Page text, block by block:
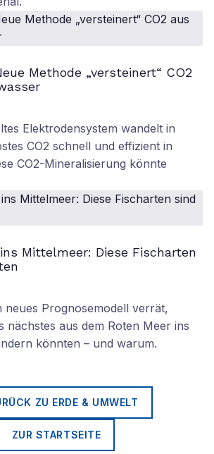
Methode „versteinert“ CO2
Elektrodensystem wandelt in
CO2 schnell und effizient in
CO2-Mineralisierung könnte
Mittelmeer: Diese Fischarten
neues Prognosemodell verrät,
nächstes aus dem Roten Meer ins
könnten – und warum.
ZU ERDE & UMWELT
ZUR STARTSEITE